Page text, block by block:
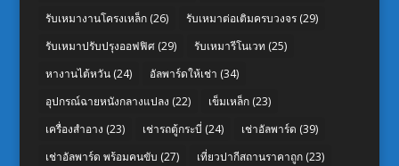
รับเหมางานโครงเหล็ก(26) รับเหมาต่อเติมครบวงจร(29)
รับเหมาปรับปรุงออฟฟิศ(29) รับเหมารีโนเวท (25)
หางานไต้หวัน(24) อัลพาร์ดให้เช่า (34)
อุปกรณ์ฉายหนังกลางแปลง (22) เข็มเหล็ก(23)
เครื่องสำอาง (23) เช่ารถตู้กระบี่ (24) เช่าอัลพาร์ด (39)
เช่าอัลพาร์ด พร้อมคนขับ (27) เที่ยวปากีสถานราคาถูก(23)